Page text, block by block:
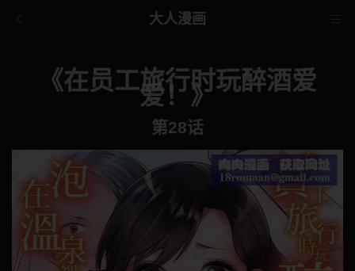
大人漫画
《在员工旅行时玩醉酒爱
爱！》
第28话